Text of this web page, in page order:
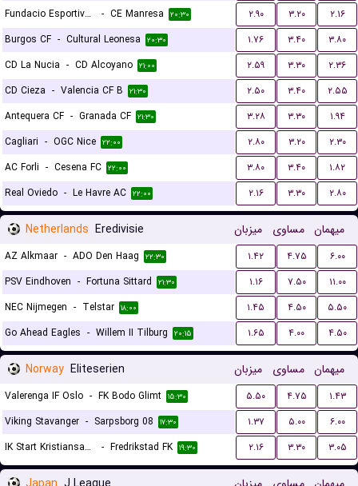
Fundacio Esportiva Grama
- CE Manresa ۲۰:۳۰ ۲.۹۰ ۳.۲۰
۲.۱۶
Burgos CF - Cultural Leonesa ۲۰:۳۰ ۱.۷۶ ۳.۴۰
۳.۸۰
CD La Nucia - CD Alcoyano ۲۱:۰۰ ۲.۵۹ ۳.۳۰
۲.۳۶
CD Cieza - Valencia CF B ۲۱:۳۰ ۲.۵۰ ۳.۴۰
۲.۵۵
Antequera CF - Granada CF ۲۱:۳۰ ۳.۲۸ ۳.۳۰
۱.۹۴
Cagliari - OGC Nice ۲۲:۰۰ ۲.۸۰ ۳.۲۰
۲.۳۰
AC Forli - Cesena FC ۲۲:۰۰ ۳.۸۰ ۳.۴۰
۱.۸۲
Real Oviedo - Le Havre AC ۲۲:۰۰ ۲.۱۶ ۳.۳۰ ۲.۸۰
Netherlands Eredivisie میزبان مساوی میهمان
AZ Alkmaar - ADO Den Haag ۲۲:۳۰ ۱.۴۲ ۴.۷۵
۶.۰۰
PSV Eindhoven - Fortuna Sittard ۲۱:۳۰ ۱.۱۶ ۷.۵۰
۱۱.۰۰
NEC Nijmegen - Telstar ۱۸:۰۰ ۱.۴۵ ۴.۵۰
۵.۵۰
Go Ahead Eagles - Willem II Tilburg ۲۰:۱۵ ۱.۶۵ ۴.۰۰ ۴.۵۰
Norway Eliteserien میزبان مساوی میهمان
Valerenga IF Oslo - FK Bodo Glimt ۱۵:۳۰ ۵.۵۰ ۴.۷۵
۱.۴۳
Viking Stavanger - Sarpsborg 08 ۱۷:۳۰ ۱.۳۷ ۵.۰۰
۶.۰۰
IK Start Kristiansand
- Fredrikstad FK ۱۹:۳۰ ۲.۱۶ ۳.۳۰ ۳.۰۵